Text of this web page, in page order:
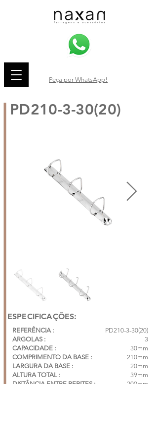
Peça por WhatsApp!
PD210-3-30(20)
ESPECIFICAÇÕES:
REFERÊNCIA :
PD210-3-30(20)
ARGOLAS :
CAPACIDADE :
COMPRIMENTO DA BASE :
LARGURA DA BASE :
ALTURA TOTAL :
DISTÂNCIA ENTRE REBITES :
3
30mm
210mm
20mm
39mm
200mm